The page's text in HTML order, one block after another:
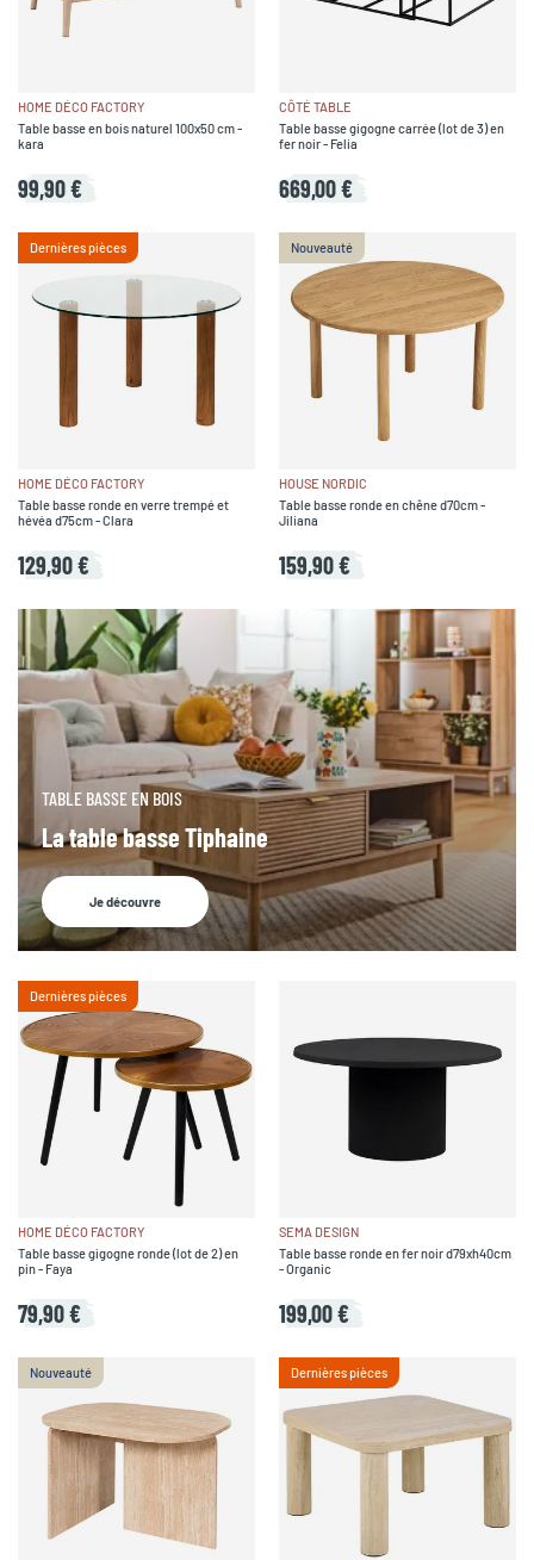
HOME DÉCO FACTORY
Table basse en bois naturel 100x50 cm -
kara
99,90 €
CÔTÉ TABLE
Table basse gigogne carrée (lot de 3) en
fer noir - Felia
669,00 €
Dernières pièces
HOME DÉCO FACTORY
Table basse ronde en verre trempé et
hévéa d75cm - Clara
129,90 €
Nouveauté
HOUSE NORDIC
Table basse ronde en chêne d70cm -
Jiliana
159,90 €
TABLE BASSE EN BOIS
La table basse Tiphaine
Je découvre
Dernières pièces
HOME DÉCO FACTORY
Table basse gigogne ronde (lot de 2) en
pin - Faya
79,90 €
SEMA DESIGN
Table basse ronde en fer noir d79xh40cm
- Organic
199,00 €
Nouveauté Dernières pièces